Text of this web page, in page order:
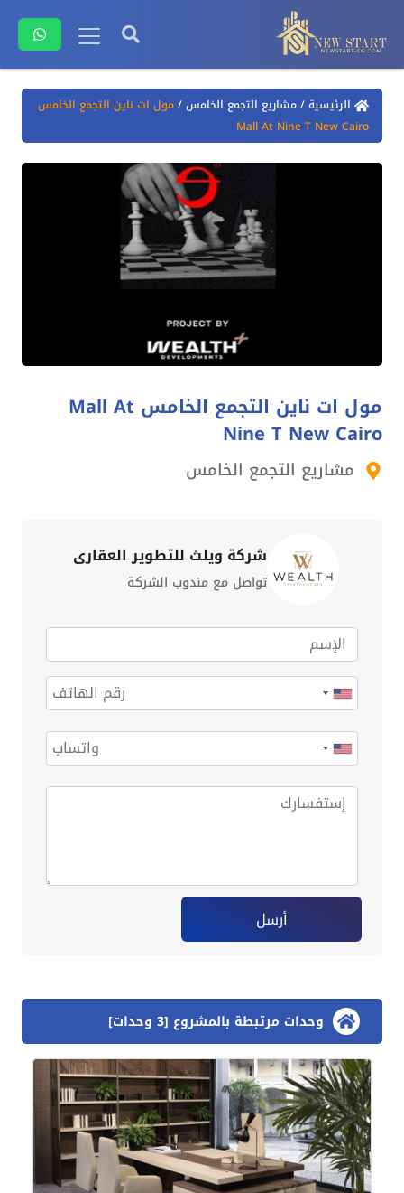
الرئيسية/مشاريع التجمع الخامس/مول ات ناين التجمع الخامس
Mall At Nine T New Cairo
مول ات ناين التجمع الخامس Mall At
Nine T New Cairo
مشاريع التجمع الخامس
شركة ويلث للتطوير العقاري
تواصل مع مندوب الشركة
أرسل
وحدات مرتبطة بالمشروع [3 وحدات]